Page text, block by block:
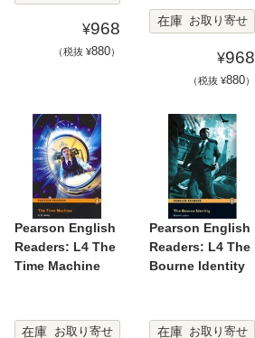
¥968
（税抜 ¥880）
在庫 お取り寄せ
¥968
（税抜 ¥880）
Pearson English
Readers: L4 The
Time Machine
在庫 お取り寄せ
Pearson English
Readers: L4 The
Bourne Identity
在庫 お取り寄せ